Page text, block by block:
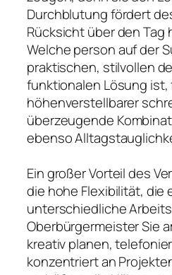
Durchblutung fördert
Rücksicht über den Tag
Welche person auf der
praktischen, stilvollen
funktionalen Lösung ist,
höhenverstellbarer
überzeugende
ebenso
Ein großer Vorteil des
die hohe Flexibilität, die
unterschiedliche
Oberbürgermeister Sie
kreativ planen,
konzentriert an